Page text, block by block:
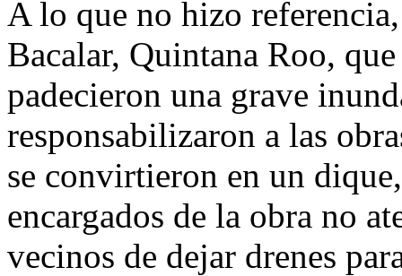
A lo que no hizo
Bacalar, Quintana Roo,
padecieron una grave
responsabilizaron a las
se convirtieron en un
encargados de la obra no
vecinos de dejar drenes